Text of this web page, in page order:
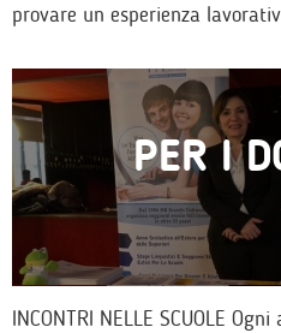
provare un esperienza
PER I
INCONTRI NELLE SCUOLE